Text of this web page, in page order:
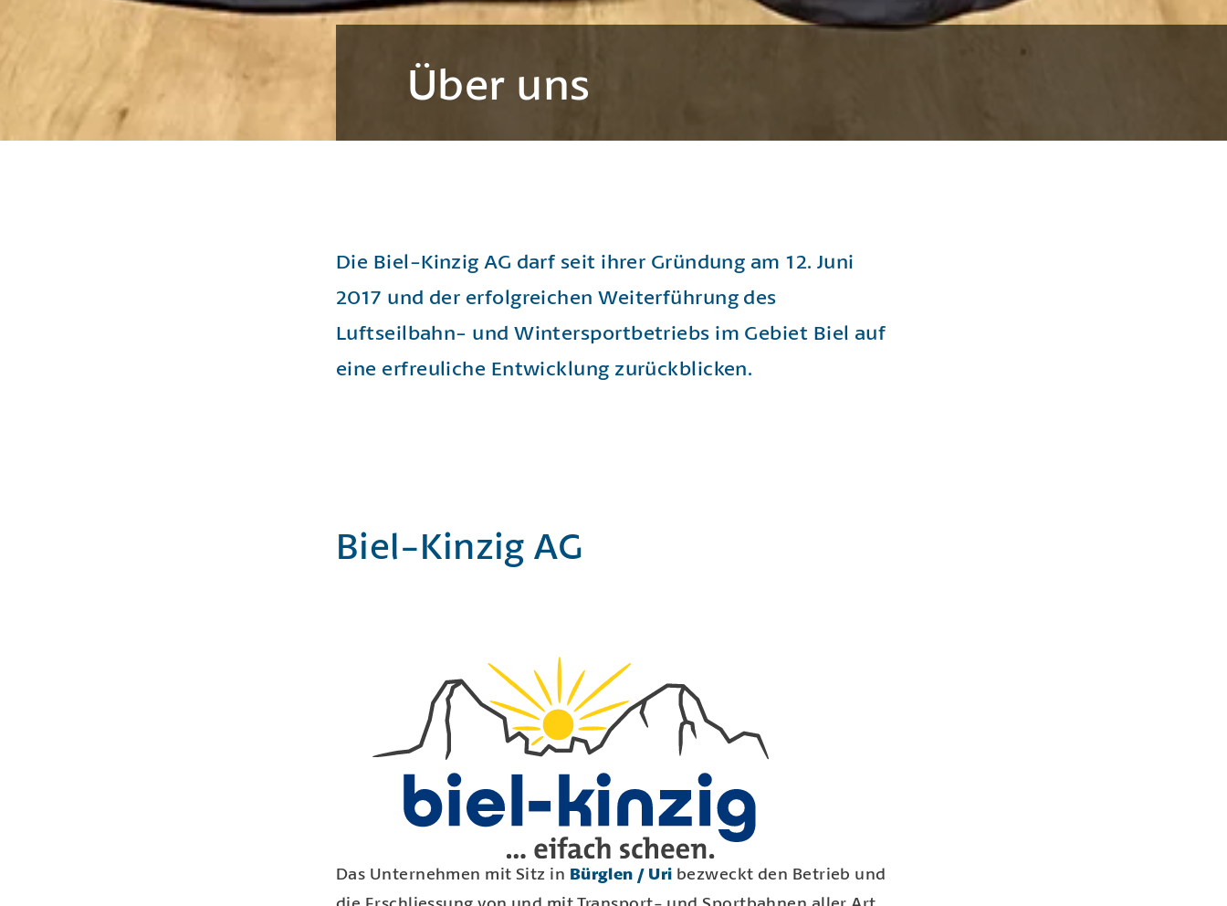
Über uns
Die Biel-Kinzig AG darf seit ihrer Gründung am 12. Juni
2017 und der erfolgreichen Weiterführung des
Luftseilbahn- und Winter­sportbetriebs im Gebiet Biel auf
eine erfreuliche Entwicklung zurückblicken.
Biel-Kinzig AG
Das Unternehmen mit Sitz in Bürglen / Uri bezweckt den Betrieb und